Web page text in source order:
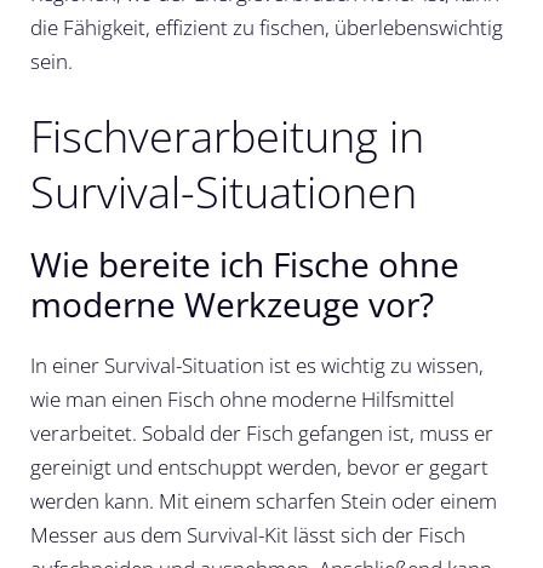
die Fähigkeit, effizient zu fischen, überlebenswichtig
sein.
Fischverarbeitung in
Survival-Situationen
Wie bereite ich Fische ohne
moderne Werkzeuge vor?
In einer Survival-Situation ist es wichtig zu wissen,
wie man einen Fisch ohne moderne Hilfsmittel
verarbeitet. Sobald der Fisch gefangen ist, muss er
gereinigt und entschuppt werden, bevor er gegart
werden kann. Mit einem scharfen Stein oder einem
Messer aus dem Survival-Kit lässt sich der Fisch